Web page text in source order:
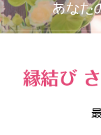
あなた